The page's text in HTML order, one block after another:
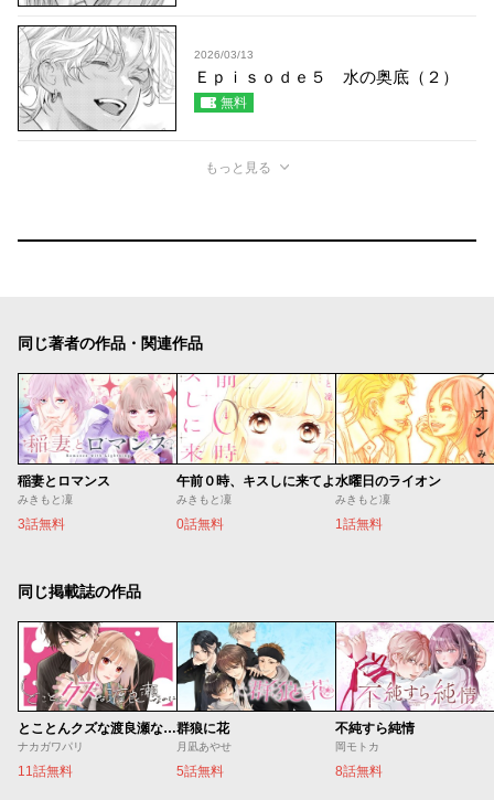
2026/03/13
Ｅｐｉｓｏｄｅ５ 水の奥底（２）
無料
もっと見る
同じ著者の作品・関連作品
稲妻とロマンス
みきもと凜
3話無料
午前０時、キスしに来てよ
みきもと凜
0話無料
水曜日のライオン
みきもと凜
1話無料
同じ掲載誌の作品
とことんクズな渡良瀬なのに
ナカガワパリ
11話無料
群狼に花
月凪あやせ
5話無料
不純すら純情
岡モトカ
8話無料